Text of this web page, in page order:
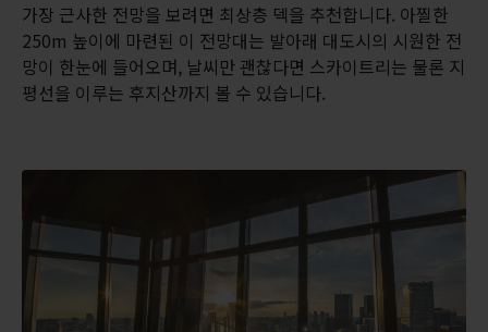
가장 근사한 전망을 보려면 최상층 덱을 추천합니다. 아찔한
250m 높이에 마련된 이 전망대는 발아래 대도시의 시원한 전
망이 한눈에 들어오며, 날씨만 괜찮다면 스카이트리는 물론 지
평선을 이루는 후지산까지 볼 수 있습니다.